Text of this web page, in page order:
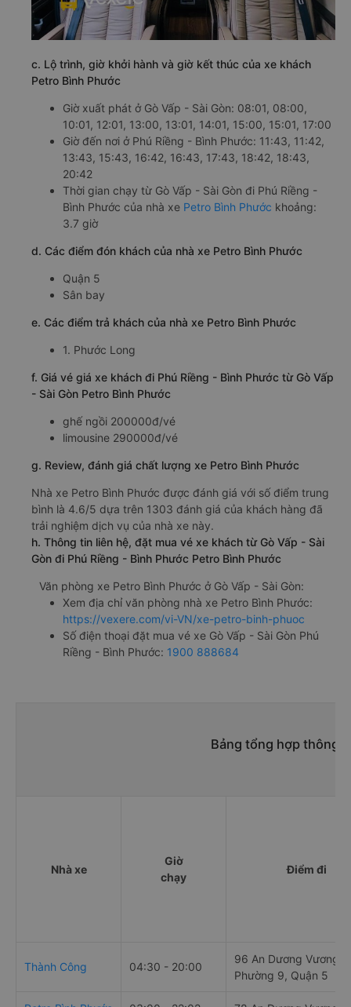
c. Lộ trình, giờ khởi hành và giờ kết thúc của xe khách
Petro Bình Phước
Giờ xuất phát ở Gò Vấp - Sài Gòn: 08:01, 08:00,
10:01, 12:01, 13:00, 13:01, 14:01, 15:00, 15:01, 17:00
Giờ đến nơi ở Phú Riềng - Bình Phước: 11:43, 11:42,
13:43, 15:43, 16:42, 16:43, 17:43, 18:42, 18:43,
20:42
Thời gian chạy từ Gò Vấp - Sài Gòn đi Phú Riềng -
Bình Phước của nhà xe Petro Bình Phước khoảng:
3.7 giờ
d. Các điểm đón khách của nhà xe Petro Bình Phước
Quận 5
Sân bay
e. Các điểm trả khách của nhà xe Petro Bình Phước
1. Phước Long
f. Giá vé giá xe khách đi Phú Riềng - Bình Phước từ Gò Vấp
- Sài Gòn Petro Bình Phước
ghế ngồi 200000đ/vé
limousine 290000đ/vé
g. Review, đánh giá chất lượng xe Petro Bình Phước
Nhà xe Petro Bình Phước được đánh giá với số điểm trung
bình là 4.6/5 dựa trên 1303 đánh giá của khách hàng đã
trải nghiệm dịch vụ của nhà xe này.
h. Thông tin liên hệ, đặt mua vé xe khách từ Gò Vấp - Sài
Gòn đi Phú Riềng - Bình Phước Petro Bình Phước
Văn phòng xe Petro Bình Phước ở Gò Vấp - Sài Gòn:
Xem địa chỉ văn phòng nhà xe Petro Bình Phước:
https://vexere.com/vi-VN/xe-petro-binh-phuoc
Số điện thoại đặt mua vé xe Gò Vấp - Sài Gòn Phú
Riềng - Bình Phước: 1900 888684
Bảng tổng hợp thông
Nhà xe
Giờ
chạy
Điểm đi
Thành Công 04:30 - 20:00
96 An Dương Vương,
Phường 9, Quận 5